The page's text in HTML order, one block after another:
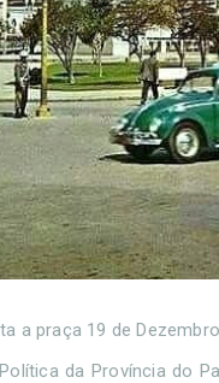
a praça 19 de
da Província do